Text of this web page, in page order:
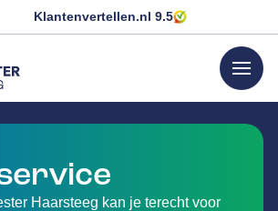
Klantenvertellen.nl 9.5
menu
Haarsteeg kan je terecht voor